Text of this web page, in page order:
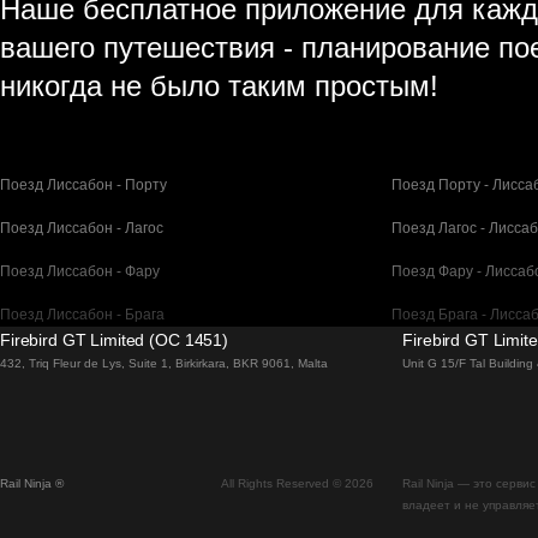
Наше бесплатное приложение для
вашего путешествия - планирование
никогда не было таким простым!
Поезд Лиссабон - Порту Поезд Порту -
Поезд Лиссабон - Лагос Поезд Лагос -
Поезд Лиссабон - Фару Поезд Фару -
Поезд Лиссабон - Брага Поезд Брага -
Поезд Барселона - Мадрид Поезд Мадрид -
Поезд Мадрид - Севилья Поезд Севилья -
Firebird GT Limited (OC 1451)
432, Triq Fleur de Lys, Suite 1, Birkirkara, BKR 9061, Malta
Firebird GT
Unit G 15/F Tal
Rail Ninja ® All Rights Reserved © 2026
Rail Ninja — это
владеет и не